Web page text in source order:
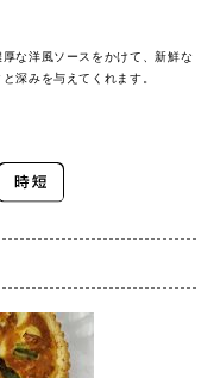
な洋風ソースをかけて、新鮮な
深みを与えてくれます。